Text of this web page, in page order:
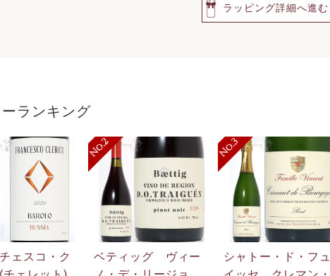
ラッピング詳細へ進む
ランキング
ェスコ・ク
ベティッグ ヴィー
シャトー・ド・フュ